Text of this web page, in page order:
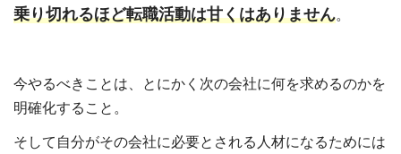
乗り切れるほど転職活動は甘くはありません。
今やるべきことは、とにかく次の会社に何を求めるのかを
明確化すること。
そして自分がその会社に必要とされる人材になるためには